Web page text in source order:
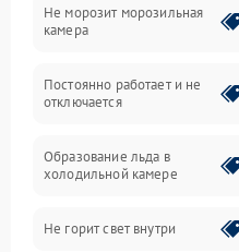
Дренаж
Не морозит морозильная
камера
Постоянно работает и не
отключается
Образование льда в
холодильной камере
Не горит свет внутри